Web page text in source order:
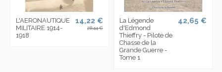
L'AERONAUTIQUE
MILITAIRE 1914-
1918
14,22 €
28,44 €
La Légende
d'Edmond
Thieffry - Pilote de
Chasse de la
Grande Guerre -
Tome 1
42,65 €